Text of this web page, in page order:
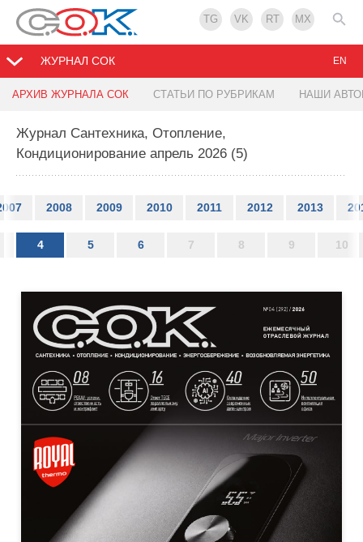
TG VK RT MX
ЖУРНАЛ СОК
АРХИВ ЖУРНАЛА СОК СТАТЬИ ПО РУБРИКАМ НАШИ
EN
Журнал Сантехника, Отопление,
Кондиционирование апрель 2026 (5)
2008 2009 2010 2011 2012 2013
4 5 6 7 8 9 10